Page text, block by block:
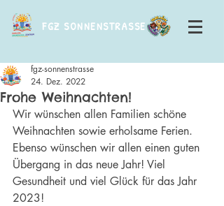
FGZ SONNENSTRASSE
Frohe Weihnachten!
fgz-sonnenstrasse
24. Dez. 2022
Wir wünschen allen Familien schöne
Weihnachten sowie erholsame Ferien.
Ebenso wünschen wir allen einen guten
Übergang in das neue Jahr! Viel
Gesundheit und viel Glück für das Jahr
2023!